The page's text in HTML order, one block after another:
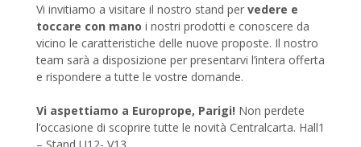
Vi invitiamo a visitare il nostro stand per vedere e
toccare con mano i nostri prodotti e conoscere da
vicino le caratteristiche delle nuove proposte. Il nostro
team sarà a disposizione per presentarvi l’intera offerta
e rispondere a tutte le vostre domande.
Vi aspettiamo a Europrope, Parigi! Non perdete
l’occasione di scoprire tutte le novità Centralcarta. Hall1